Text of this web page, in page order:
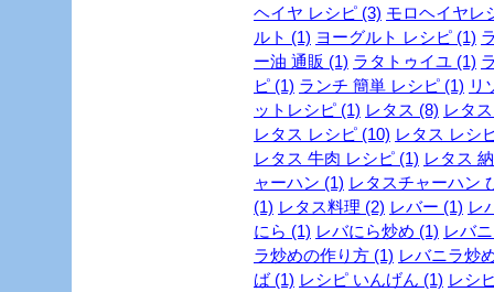
ヘイヤ レシピ (3) モロヘイヤレ
ルト (1) ヨーグルト レシピ (1)
ー油 通販 (1) ラタトゥイユ (1)
ピ (1) ランチ 簡単 レシピ (1) リ
ットレシピ (1) レタス (8) レタ
レタス レシピ (10) レタス レシ
レタス 牛肉 レシピ (1) レタス
ャーハン (1) レタスチャーハン
(1) レタス料理 (2) レバー (1) レ
にら (1) レバにら炒め (1) レバ
ラ炒めの作り方 (1) レバニラ炒
ば (1) レシピ いんげん (1) レシ